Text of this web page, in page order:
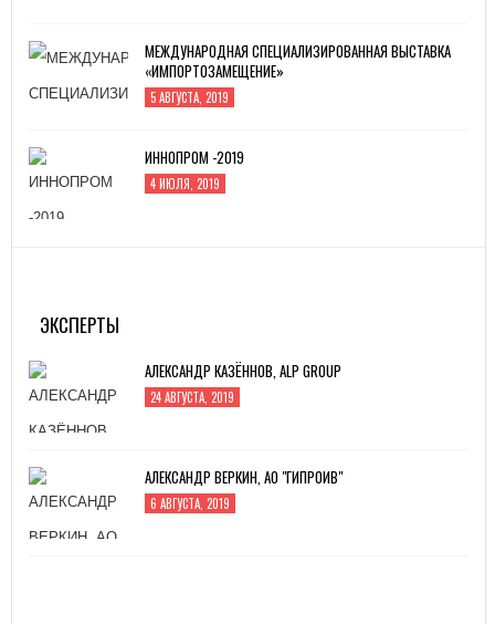
МЕЖДУНАРОДНАЯ СПЕЦИАЛИЗИРОВАННАЯ ВЫСТАВКА
«ИМПОРТОЗАМЕЩЕНИЕ»
5 АВГУСТА, 2019
ИННОПРОМ -2019
4 ИЮЛЯ, 2019
ЭКСПЕРТЫ
АЛЕКСАНДР КАЗЁННОВ, ALP GROUP
24 АВГУСТА, 2019
АЛЕКСАНДР ВЕРКИН, АО "ГИПРОИВ"
6 АВГУСТА, 2019